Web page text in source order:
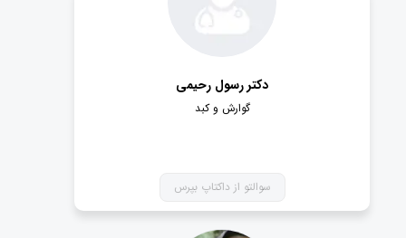
دکتر رسول رحیمی
گوارش و کبد
سوالتو از داکتاپ بپرس